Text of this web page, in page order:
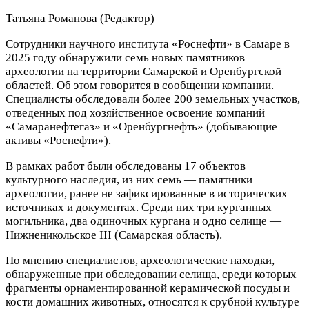
Татьяна Романова (Редактор)
Сотрудники научного института «Роснефти» в Самаре в
2025 году обнаружили семь новых памятников
археологии на территории Самарской и Оренбургской
областей. Об этом говорится в сообщении компании.
Специалисты обследовали более 200 земельных участков,
отведенных под хозяйственное освоение компаний
«Самаранефтегаз» и «Оренбургнефть» (добывающие
активы «Роснефти»).
В рамках работ были обследованы 17 объектов
культурного наследия, из них семь — памятники
археологии, ранее не зафиксированные в исторических
источниках и документах. Среди них три курганных
могильника, два одиночных кургана и одно селище —
Нижненикольское III (Самарская область).
По мнению специалистов, археологические находки,
обнаруженные при обследовании селища, среди которых
фрагменты орнаментированной керамической посуды и
кости домашних животных, относятся к срубной культуре